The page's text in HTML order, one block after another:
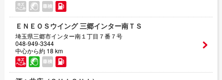
ＥＮＥＯＳウイング 三郷インター南ＴＳ
埼玉県三郷市インター南１丁目７番７号
048-949-3344
中心から約 18 km